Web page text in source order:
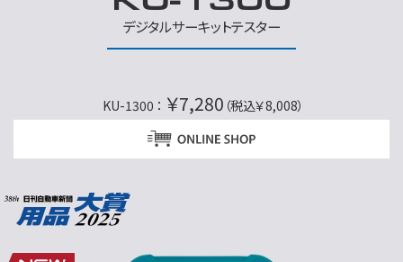
デジタルサーキットテスター
KU-1300 ： ￥7,280 （税込￥8,008）